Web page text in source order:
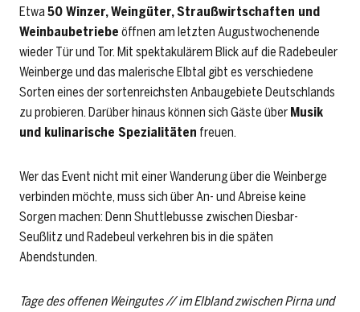
Etwa50 Winzer, Weingüter, Straußwirtschaften und
Weinbaubetriebe öffnen am letzten Augustwochenende
wieder Tür und Tor. Mit spektakulärem Blick auf die Radebeuler
Weinberge und das malerische Elbtal gibt es verschiedene
Sorten eines der sortenreichsten Anbaugebiete Deutschlands
zu probieren. Darüber hinaus können sich Gäste über Musik
und kulinarische Spezialitäten freuen.
Wer das Event nicht mit einer Wanderung über die Weinberge
verbinden möchte, muss sich über An- und Abreise keine
Sorgen machen: Denn Shuttlebusse zwischen Diesbar-
Seußlitz und Radebeul verkehren bis in die späten
Abendstunden.
Tage des offenen Weingutes // im Elbland zwischen Pirna und